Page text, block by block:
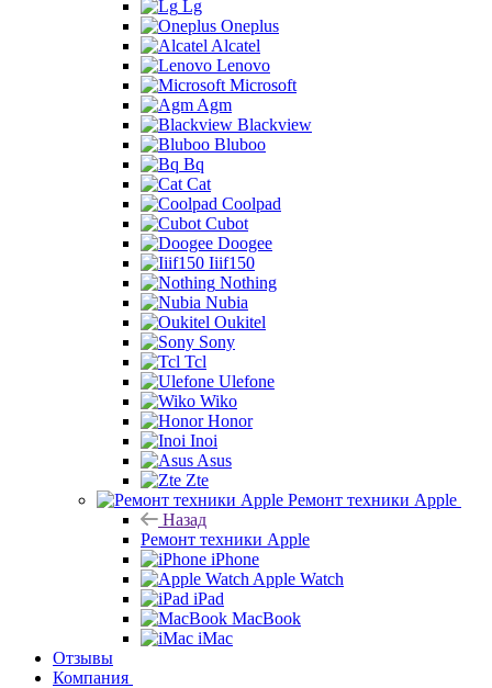
Lg
Oneplus
Alcatel
Lenovo
Microsoft
Agm
Blackview
Bluboo
Bq
Cat
Coolpad
Cubot
Doogee
Iiif150
Nothing
Nubia
Oukitel
Sony
Tcl
Ulefone
Wiko
Honor
Inoi
Asus
Zte
Ремонт техники Apple
Назад
Ремонт техники Apple
iPhone
Apple Watch
iPad
MacBook
iMac
Отзывы
Компания